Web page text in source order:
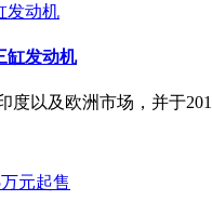
缸发动机
度以及欧洲市场，并于